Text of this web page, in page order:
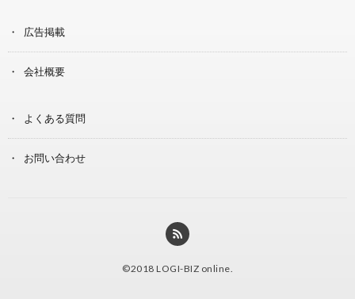
広告掲載
会社概要
よくある質問
お問い合わせ
©2018 LOGI-BIZ online.